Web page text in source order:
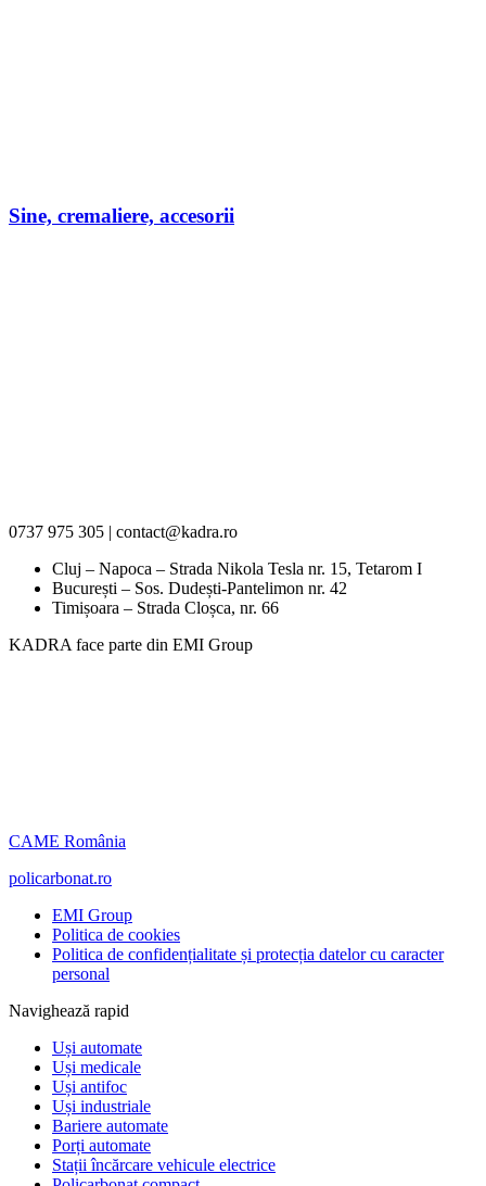
Sine, cremaliere, accesorii
0737 975 305 | contact@kadra.ro
Cluj – Napoca – Strada Nikola Tesla nr. 15, Tetarom I
București – Sos. Dudești-Pantelimon nr. 42
Timișoara – Strada Cloșca, nr. 66
KADRA face parte din EMI Group
CAME România
policarbonat.ro
EMI Group
Politica de cookies
Politica de confidențialitate și protecția datelor cu caracter
personal
Navighează rapid
Uși automate
Uși medicale
Uși antifoc
Uși industriale
Bariere automate
Porți automate
Stații încărcare vehicule electrice